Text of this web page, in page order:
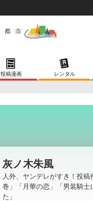
投稿漫画 レンタル
灰ノ木朱風
人外、ヤンデレがすき！投
巻」「月華の恋」「男装騎士
た」